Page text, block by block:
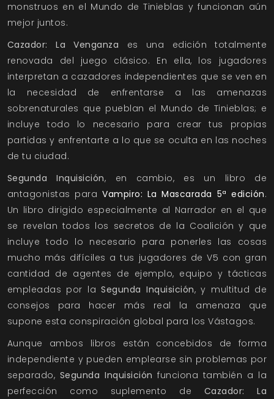
monstruos en el Mundo de Tinieblas y funcionan aún
mejor juntos.
Cazador: La Venganza es una edición totalmente
renovada del juego clásico. En ella, los jugadores
interpretan a cazadores independientes que se ven en
la necesidad de enfrentarse a las amenazas
sobrenaturales que pueblan el Mundo de Tinieblas; e
incluye todo lo necesario para crear tus propias
partidas y enfrentarte a lo que se oculta en las noches
de tu ciudad.
Segunda Inquisición, en cambio, es un libro de
antagonistas paraVampiro: La Mascarada 5ª edición.
Un libro dirigido especialmente al Narrador en el que
se revelan todos los secretos de la Coalición y que
incluye todo lo necesario para ponerles las cosas
mucho más difíciles a tus jugadores de V5 con gran
cantidad de agentes de ejemplo, equipo y tácticas
empleadas por laSegunda Inquisición, y multitud de
consejos para hacer más real la amenaza que
supone esta conspiración global para los Vástagos.
Aunque ambos libros están concebidos de forma
independiente y pueden emplearse sin problemas por
separado, Segunda Inquisición funciona también a la
perfección como suplemento de Cazador: La